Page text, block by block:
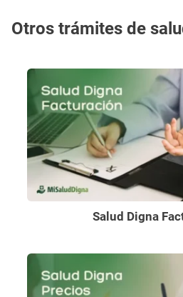
Otros trámites de
Salud Digna